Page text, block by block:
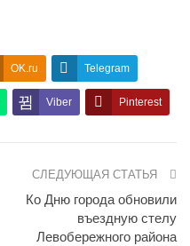
OK.ru Telegram
Viber Pinterest
СЛЕДУЮЩАЯ СТАТЬЯ
Ко Дню города обновили
въездную стелу
Левобережного района